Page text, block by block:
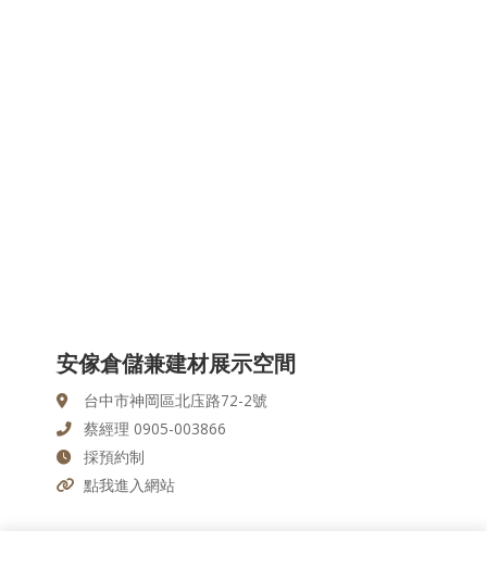
安傢倉儲兼建材展示空間
台中市神岡區北庒路72-2號
蔡經理 0905-003866
採預約制
點我進入網站